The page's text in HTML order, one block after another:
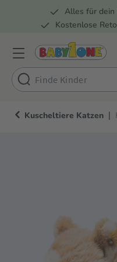
Zur Alles für dein
Kostenlose
Kuscheltiere Katzen |